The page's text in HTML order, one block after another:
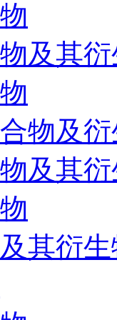
及其
物及
及其
其衍